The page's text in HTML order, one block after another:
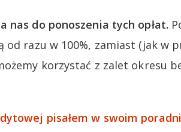
nas do ponoszenia tych opłat.
razu w 100%, zamiast (jak w
korzystać z zalet okresu
pisałem w swoim